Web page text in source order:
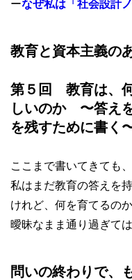
ーなぜ私は「社会設計
教育と資本主義の
第５回 教育は、
しいのか 〜答え
を残すために書く
ここまで書いてきても、
私はまだ教育の答えを
けれど、何を育てるの
曖昧なまま通り過ぎて
問いの終わりで、